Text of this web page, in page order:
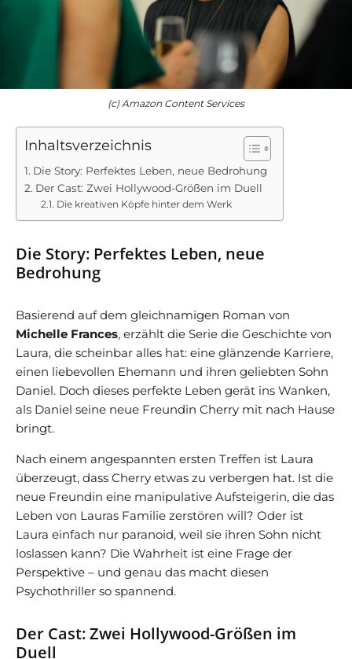
(c) Amazon Content Services
Inhaltsverzeichnis
Die Story: Perfektes Leben, neue Bedrohung
Der Cast: Zwei Hollywood-Größen im Duell
Die kreativen Köpfe hinter dem Werk
Die Story: Perfektes Leben, neue
Bedrohung
Basierend auf dem gleichnamigen Roman von
Michelle Frances, erzählt die Serie die Geschichte von
Laura, die scheinbar alles hat: eine glänzende Karriere,
einen liebevollen Ehemann und ihren geliebten Sohn
Daniel. Doch dieses perfekte Leben gerät ins Wanken,
als Daniel seine neue Freundin Cherry mit nach Hause
bringt.
Nach einem angespannten ersten Treffen ist Laura
überzeugt, dass Cherry etwas zu verbergen hat. Ist die
neue Freundin eine manipulative Aufsteigerin, die das
Leben von Lauras Familie zerstören will? Oder ist
Laura einfach nur paranoid, weil sie ihren Sohn nicht
loslassen kann? Die Wahrheit ist eine Frage der
Perspektive – und genau das macht diesen
Psychothriller so spannend.
Der Cast: Zwei Hollywood-Größen im
Duell